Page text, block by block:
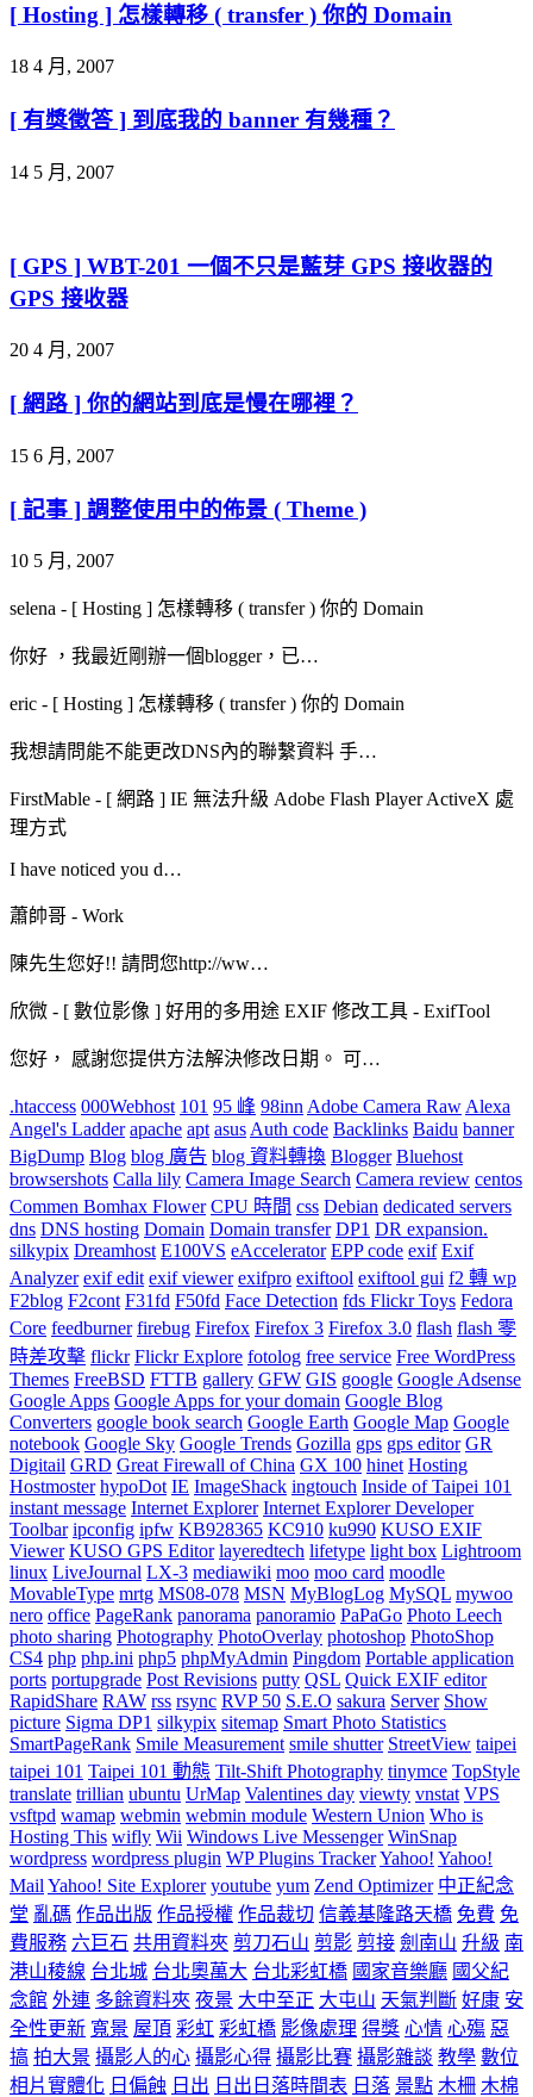
[ Hosting ] 怎樣轉移 ( transfer ) 你的 Domain
18 4 月, 2007
[ 有獎徵答 ] 到底我的 banner 有幾種？
14 5 月, 2007
[ GPS ] WBT-201 一個不只是藍芽 GPS 接收器的
GPS 接收器
20 4 月, 2007
[ 網路 ] 你的網站到底是慢在哪裡？
15 6 月, 2007
[ 記事 ] 調整使用中的佈景 ( Theme )
10 5 月, 2007
selena - [ Hosting ] 怎樣轉移 ( transfer ) 你的 Domain
你好 ，我最近剛辦一個blogger，已…
eric - [ Hosting ] 怎樣轉移 ( transfer ) 你的 Domain
我想請問能不能更改DNS內的聯繫資料 手…
FirstMable - [ 網路 ] IE 無法升級 Adobe Flash Player ActiveX 處
理方式
I have noticed you d…
蕭帥哥 - Work
陳先生您好!! 請問您http://ww…
欣微 - [ 數位影像 ] 好用的多用途 EXIF 修改工具 - ExifTool
您好， 感謝您提供方法解決修改日期。 可…
.htaccess 000Webhost 101 95 峰 98inn Adobe Camera Raw Alexa
Angel's Ladder apache apt asus Auth code Backlinks Baidu banner
BigDump Blog blog 廣告 blog 資料轉換 Blogger Bluehost
browsershots Calla lily Camera Image Search Camera review centos
Commen Bomhax Flower CPU 時間 css Debian dedicated servers
dns DNS hosting Domain Domain transfer DP1 DR expansion.
silkypix Dreamhost E100VS eAccelerator EPP code exif Exif
Analyzer exif edit exif viewer exifpro exiftool exiftool gui f2 轉 wp
F2blog F2cont F31fd F50fd Face Detection fds Flickr Toys Fedora
Core feedburner firebug Firefox Firefox 3 Firefox 3.0 flash flash 零
時差攻擊 flickr Flickr Explore fotolog free service Free WordPress
Themes FreeBSD FTTB gallery GFW GIS google Google Adsense
Google Apps Google Apps for your domain Google Blog
Converters google book search Google Earth Google Map Google
notebook Google Sky Google Trends Gozilla gps gps editor GR
Digitail GRD Great Firewall of China GX 100 hinet Hosting
Hostmoster hypoDot IE ImageShack ingtouch Inside of Taipei 101
instant message Internet Explorer Internet Explorer Developer
Toolbar ipconfig ipfw KB928365 KC910 ku990 KUSO EXIF
Viewer KUSO GPS Editor layeredtech lifetype light box Lightroom
linux LiveJournal LX-3 mediawiki moo moo card moodle
MovableType mrtg MS08-078 MSN MyBlogLog MySQL mywoo
nero office PageRank panorama panoramio PaPaGo Photo Leech
photo sharing Photography PhotoOverlay photoshop PhotoShop
CS4 php php.ini php5 phpMyAdmin Pingdom Portable application
ports portupgrade Post Revisions putty QSL Quick EXIF editor
RapidShare RAW rss rsync RVP 50 S.E.O sakura Server Show
picture Sigma DP1 silkypix sitemap Smart Photo Statistics
SmartPageRank Smile Measurement smile shutter StreetView taipei
taipei 101 Taipei 101 動態 Tilt-Shift Photography tinymce TopStyle
translate trillian ubuntu UrMap Valentines day viewty vnstat VPS
vsftpd wamap webmin webmin module Western Union Who is
Hosting This wifly Wii Windows Live Messenger WinSnap
wordpress wordpress plugin WP Plugins TrackerYahoo! Yahoo!
Mail Yahoo! Site Explorer youtube yum Zend Optimizer 中正紀念
堂 亂碼 作品出版 作品授權 作品裁切 信義基隆路天橋 免費 免
費服務 六巨石 共用資料夾 剪刀石山 剪影 剪接 劍南山 升級 南
港山稜線 台北城 台北奧萬大 台北彩虹橋 國家音樂廳 國父紀
念館 外連 多餘資料夾 夜景 大中至正 大屯山 天氣判斷 好康 安
全性更新 寬景 屋頂 彩虹 彩虹橋 影像處理 得獎 心情 心殤 惡
搞 拍大景 攝影人的心 攝影心得 攝影比賽 攝影雜談 教學 數位
相片實體化 日偏蝕 日出 日出日落時間表 日落 景點 木柵 木棉